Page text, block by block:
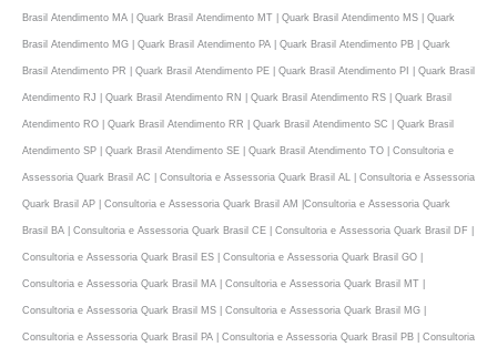
Brasil Atendimento MA | Quark Brasil Atendimento MT | Quark Brasil Atendimento MS | Quark
Brasil Atendimento MG | Quark Brasil Atendimento PA | Quark Brasil Atendimento PB | Quark
Brasil Atendimento PR | Quark Brasil Atendimento PE | Quark Brasil Atendimento PI | Quark Brasil
Atendimento RJ | Quark Brasil Atendimento RN | Quark Brasil Atendimento RS | Quark Brasil
Atendimento RO | Quark Brasil Atendimento RR | Quark Brasil Atendimento SC | Quark Brasil
Atendimento SP | Quark Brasil Atendimento SE | Quark Brasil Atendimento TO | Consultoria e
Assessoria Quark Brasil AC | Consultoria e Assessoria Quark Brasil AL | Consultoria e Assessoria
Quark Brasil AP | Consultoria e Assessoria Quark Brasil AM |Consultoria e Assessoria Quark
Brasil BA | Consultoria e Assessoria Quark Brasil CE | Consultoria e Assessoria Quark Brasil DF |
Consultoria e Assessoria Quark Brasil ES | Consultoria e Assessoria Quark Brasil GO |
Consultoria e Assessoria Quark Brasil MA | Consultoria e Assessoria Quark Brasil MT |
Consultoria e Assessoria Quark Brasil MS | Consultoria e Assessoria Quark Brasil MG |
Consultoria e Assessoria Quark Brasil PA | Consultoria e Assessoria Quark Brasil PB | Consultoria